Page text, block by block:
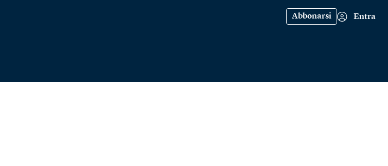
Abbonarsi Entra